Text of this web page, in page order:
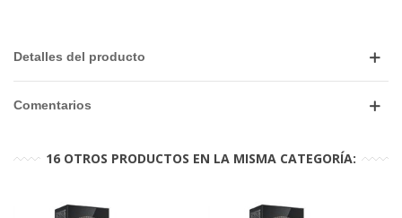
Detalles del producto
Comentarios
16 OTROS PRODUCTOS EN LA MISMA CATEGORÍA: